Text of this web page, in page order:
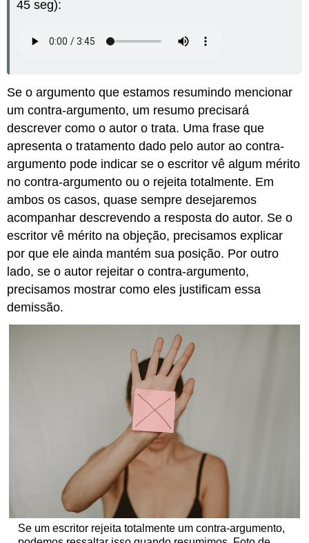
45 seg):
Se o argumento que estamos resumindo mencionar
um contra-argumento, um resumo precisará
descrever como o autor o trata. Uma frase que
apresenta o tratamento dado pelo autor ao contra-
argumento pode indicar se o escritor vê algum mérito
no contra-argumento ou o rejeita totalmente. Em
ambos os casos, quase sempre desejaremos
acompanhar descrevendo a resposta do autor. Se o
escritor vê mérito na objeção, precisamos explicar
por que ele ainda mantém sua posição. Por outro
lado, se o autor rejeitar o contra-argumento,
precisamos mostrar como eles justificam essa
demissão.
Se um escritor rejeita totalmente um contra-argumento,